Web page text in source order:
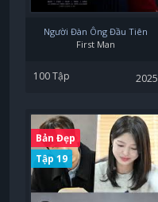
Người Đàn Ông Đầu Tiên
First Man
100 Tập 2025
Bản Đẹp
Tập 19